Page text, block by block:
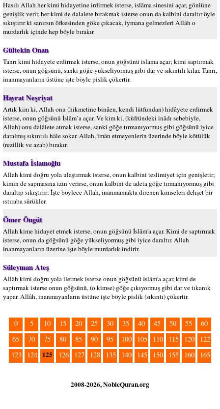
Hasılı Allah her kimi hidayetine irdirmek isterse, islâma sinesini açar, gönlüne
genişlik verir, her kimi de dalalete bırakmak isterse onun da kalbini daraltır öyle
sıkıştırır ki sanırsın öfkesinden göke çıkacak, iymana gelmezleri Allâh o
murdarlık içinde hep böyle bırakır
Gültekin Onan
Tanrı kimi hidayete erdirmek isterse, onun göğsünü islama açar; kimi saptırmak
isterse, onun göğsünü, sanki göğe yükseliyormuş gibi dar ve sıkıntılı kılar. Tanrı,
inanmayanların üstüne işte böyle pislik çökertir.
Hayrat Neşriyat
Artık kim ki, Allah onu (hikmetine binâen, kendi lütfundan) hidâyete erdirmek
isterse, onun göğsünü İslâm’a açar. Ve kim ki, (küfründeki inâdı sebebiyle,
Allah) onu dalâlete atmak isterse, sanki göğe tırmanıyormuş gibi göğsünü iyice
daralmış sıkıntılı hâle sokar. Allah, îmân etmeyenlerin üzerinde böyle kötülük
(rezillik ve azab) bırakır.
Mustafa İslamoğlu
Allah kimi doğru yola ulaştırmak isterse, onun kalbini teslimiyet için genişletir;
kimin de sapmasına izin verirse, onun kalbini de adeta göğe tırmanıyormuş gibi
daraltıp sıkıştırır: İşte böylece Allah, inanmamakta direnen kimseleri dehşet bir
ıstıraba sürükler.
Ömer Öngüt
Allah kime hidayet etmek isterse, onun göğsünü İslâm'a açar. Kimi de saptırmak
isterse, onun da göğsünü göğe yükseliyormuş gibi iyice daraltır. Allah
inanmayanların üzerine işte böyle murdarlık indirir.
Süleyman Ateş
Allâh kimi doğru yola iletmek isterse onun göğsünü İslâm'a açar, kimi de
saptırmak isterse onun göğsünü, (o kimse) göğe çıkıyormuş gibi dar ve tıkanık
yapar. Allâh, inanmayanların üstüne işte böyle pislik (sıkıntı) çökertir.
0 5 10 15 20 25 30 35 40 45 50 55
60
65
70 75 80 85 90 95 100 105 110 115 120
122
123
124 125 126 127 128 135 140 145 150 155 160 165
2008-2026, NobleQuran.org